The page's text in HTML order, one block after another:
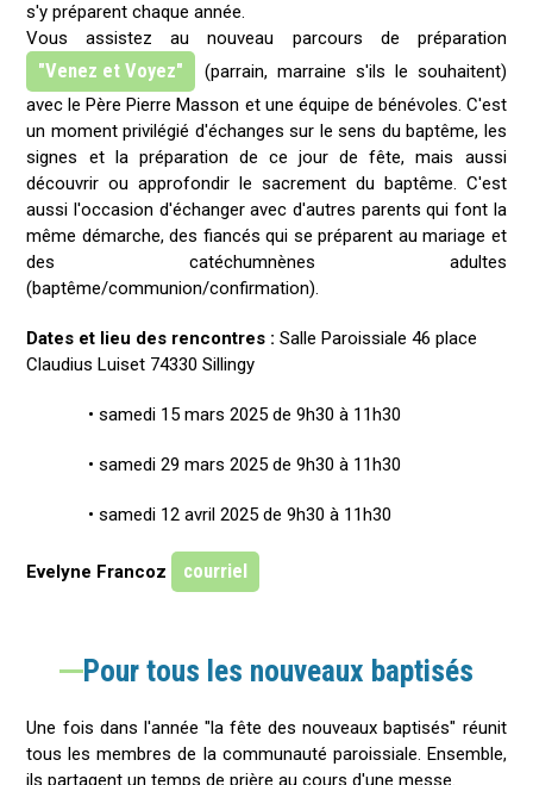
s'y préparent chaque année.
Vous assistez au nouveau parcours de préparation
"Venez et Voyez"
(parrain, marraine s'ils le souhaitent)
avec le Père Pierre Masson et une équipe de bénévoles. C'est
un moment privilégié d'échanges sur le sens du baptême, les
signes et la préparation de ce jour de fête, mais aussi
découvrir ou approfondir le sacrement du baptême. C'est
aussi l'occasion d'échanger avec d'autres parents qui font la
même démarche, des fiancés qui se préparent au mariage et
des catéchumnènes adultes
(baptême/communion/confirmation).
Dates et lieu des rencontres : Salle Paroissiale 46 place
Claudius Luiset 74330 Sillingy
• samedi 15 mars 2025 de 9h30 à 11h30
• samedi 29 mars 2025 de 9h30 à 11h30
• samedi 12 avril 2025 de 9h30 à 11h30
Evelyne Francoz courriel
Pour tous les nouveaux baptisés
Une fois dans l'année "la fête des nouveaux baptisés" réunit
tous les membres de la communauté paroissiale. Ensemble,
ils partagent un temps de prière au cours d'une messe.